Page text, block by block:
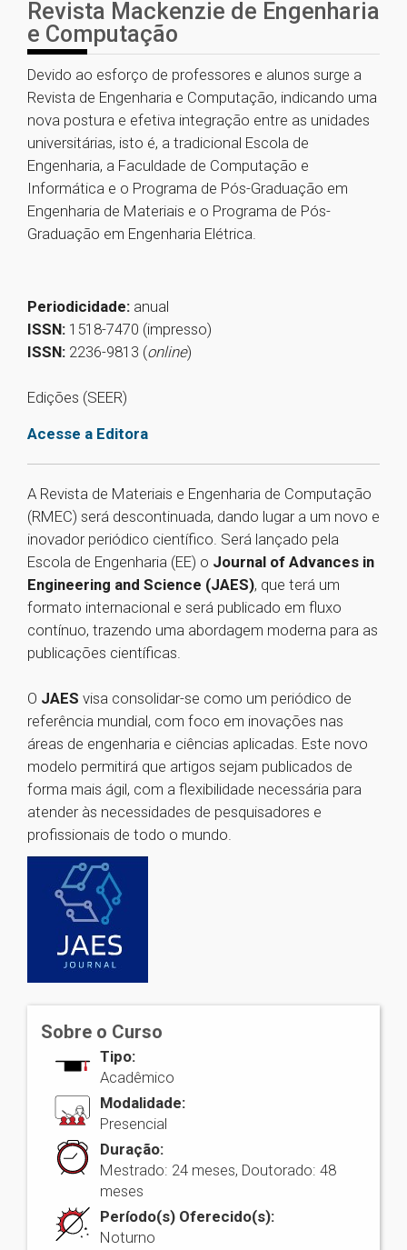
Revista Mackenzie de Engenharia
e Computação
Devido ao esforço de professores e alunos surge a
Revista de Engenharia e Computação, indicando uma
nova postura e efetiva integração entre as unidades
universitárias, isto é, a tradicional Escola de
Engenharia, a Faculdade de Computação e
Informática e o Programa de Pós-Graduação em
Engenharia de Materiais e o Programa de Pós-
Graduação em Engenharia Elétrica.
Periodicidade: anual
ISSN: 1518-7470 (impresso)
ISSN: 2236-9813 (online)
Edições (SEER)
Acesse a Editora
A Revista de Materiais e Engenharia de Computação
(RMEC) será descontinuada, dando lugar a um novo e
inovador periódico científico. Será lançado pela
Escola de Engenharia (EE) o Journal of Advances in
Engineering and Science (JAES), que terá um
formato internacional e será publicado em fluxo
contínuo, trazendo uma abordagem moderna para as
publicações científicas.
O JAES visa consolidar-se como um periódico de
referência mundial, com foco em inovações nas
áreas de engenharia e ciências aplicadas. Este novo
modelo permitirá que artigos sejam publicados de
forma mais ágil, com a flexibilidade necessária para
atender às necessidades de pesquisadores e
profissionais de todo o mundo.
Sobre o Curso
Tipo:
Acadêmico
Modalidade:
Presencial
Duração:
Mestrado: 24 meses, Doutorado: 48
meses
Período(s) Oferecido(s):
Noturno